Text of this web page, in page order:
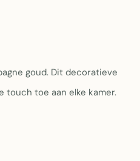
goud. Dit decoratieve
touch toe aan elke kamer.